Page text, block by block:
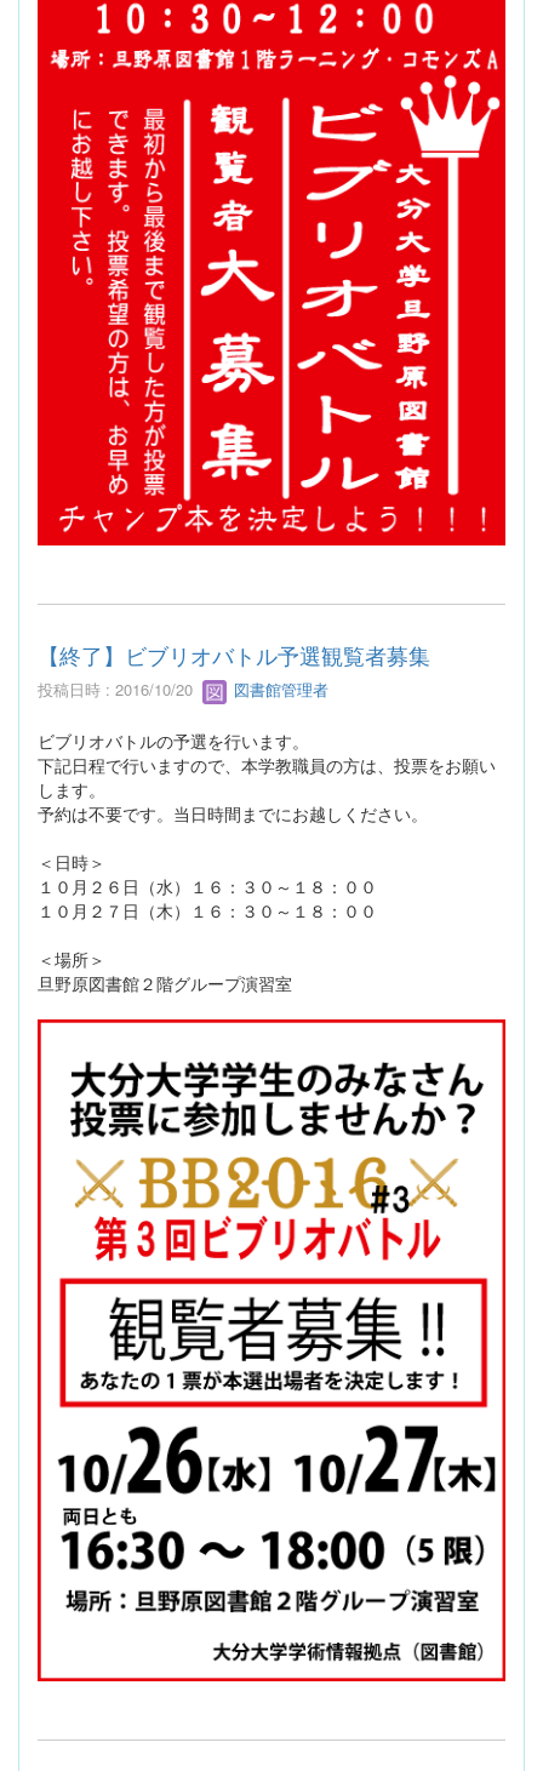
【終了】ビブリオバトル予選観覧者募集
投稿日時 : 2016/10/20 図書館管理者
ビブリオバトルの予選を行います。
下記日程で行いますので、本学教職員の方は、投票をお願い
します。
予約は不要です。当日時間までにお越しください。
＜日時＞
１０月２６日（水）１６：３０～１８：００
１０月２７日（木）１６：３０～１８：００
＜場所＞
旦野原図書館２階グループ演習室